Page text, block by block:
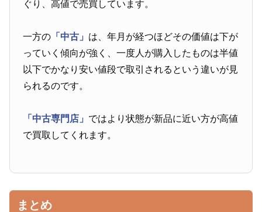
ぐり、高値で売買しています。
一方の 「中古」 は、年月が経つほどその価値は下が
っていく傾向が強く、一度人が購入したものは半値
以下でかなり安い値段で取引されるという違いが見
られるのです。
「中古専門店」 ではより状態が新品に近い方が高値
で買取してくれます。
まとめ